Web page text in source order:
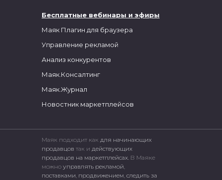
Бесплатные вебинары и эфиры
Маяк Плагин для браузера
Управление рекламой
Анализ конкурентов
Маяк.Консалтинг
Маяк.Журнал
Новостник маркетплейсов
Маяк подходит как для начинающих
продавцов так и действующих
продавцов на маркетплейсах. В Маяке
можно управлять рекламой,
поставками, продвижением, следить за